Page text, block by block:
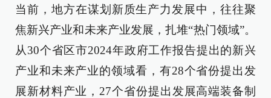
当前，地方在谋划新质生产力发展中，往往聚
焦新兴产业和未来产业发展，扎堆“热门领域”。
从30个省区市2024年政府工作报告提出的新兴
产业和未来产业的领域看，有28个省份提出发
展新材料产业，27个省份提出发展高端装备制